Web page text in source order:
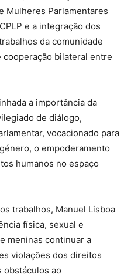
Mulheres Parlamentares
e a integração dos
da comunidade
bilateral entre
a importância da
de diálogo,
vocacionado para
o empoderamento
humanos no espaço
trabalhos, Manuel Lisboa
física, sexual e
meninas continuar a
violações dos direitos
obstáculos ao